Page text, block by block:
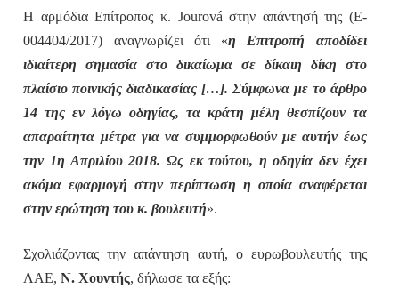
Η αρμόδια Επίτροπος κ. Jourová στην απάντησή της (E-
004404/2017) αναγνωρίζει ότι «η Επιτροπή αποδίδει
ιδιαίτερη σημασία στο δικαίωμα σε δίκαιη δίκη στο
πλαίσιο ποινικής διαδικασίας […]. Σύμφωνα με το άρθρο
14 της εν λόγω οδηγίας, τα κράτη μέλη θεσπίζουν τα
απαραίτητα μέτρα για να συμμορφωθούν με αυτήν έως
την 1η Απριλίου 2018. Ως εκ τούτου, η οδηγία δεν έχει
ακόμα εφαρμογή στην περίπτωση η οποία αναφέρεται
στην ερώτηση του κ. βουλευτή».
Σχολιάζοντας την απάντηση αυτή, ο ευρωβουλευτής της
ΛΑΕ,Ν. Χουντής, δήλωσε τα εξής: